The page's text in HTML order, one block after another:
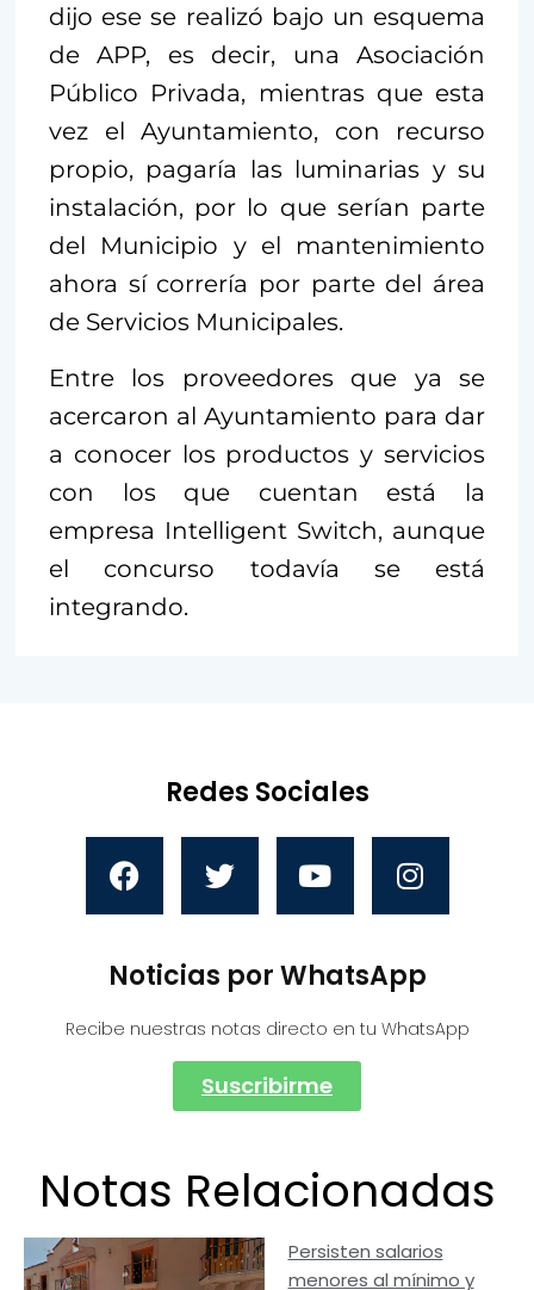
dijo ese se realizó bajo un esquema
de APP, es decir, una Asociación
Público Privada, mientras que esta
vez el Ayuntamiento, con recurso
propio, pagaría las luminarias y su
instalación, por lo que serían parte
del Municipio y el mantenimiento
ahora sí correría por parte del área
de Servicios Municipales.
Entre los proveedores que ya se
acercaron al Ayuntamiento para dar
a conocer los productos y servicios
con los que cuentan está la
empresa Intelligent Switch, aunque
el concurso todavía se está
integrando.
Redes Sociales
Noticias por WhatsApp
Recibe nuestras notas directo en tu WhatsApp
Suscribirme
Notas Relacionadas
Persisten salarios
menores al mínimo y